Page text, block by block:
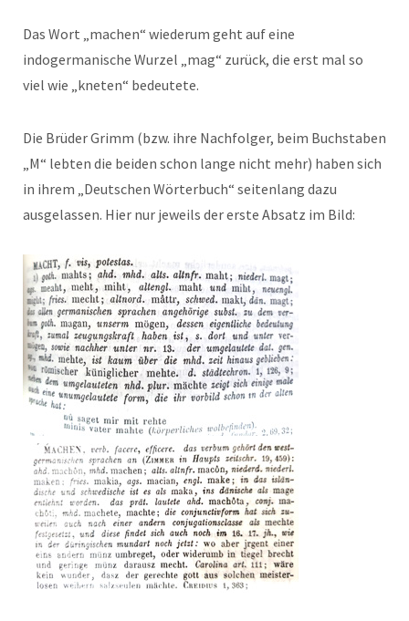
Das Wort „machen“ wiederum geht auf eine
indogermanische Wurzel „mag“ zurück, die erst mal so
viel wie „kneten“ bedeutete.
Die Brüder Grimm (bzw. ihre Nachfolger, beim Buchstaben
„M“ lebten die beiden schon lange nicht mehr) haben sich
in ihrem „Deutschen Wörterbuch“ seitenlang dazu
ausgelassen. Hier nur jeweils der erste Absatz im Bild: